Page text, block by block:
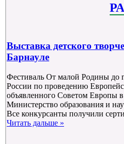
Выставка детского
Барнауле
Фестиваль От малой Родины до
России по проведению
объявленного Советом Европы
Министерство образования и
Все конкурсанты получили
Читать дальше »